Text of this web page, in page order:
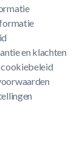
en klachten